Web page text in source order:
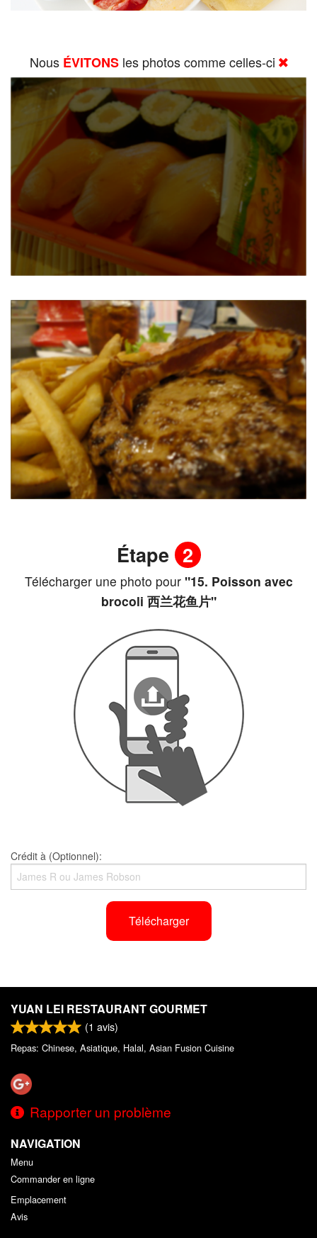
Nous ÉVITONSles photos comme celles-ci
Étape 2
Télécharger une photo pour"15. Poisson avec
brocoli 西兰花鱼片"
Crédit à (Optionnel):
Télécharger
YUAN LEI RESTAURANT GOURMET
(1 avis)
Repas: Chinese, Asiatique, Halal, Asian Fusion Cuisine
Rapporter un problème
NAVIGATION
Menu
Commander en ligne
Emplacement
Avis